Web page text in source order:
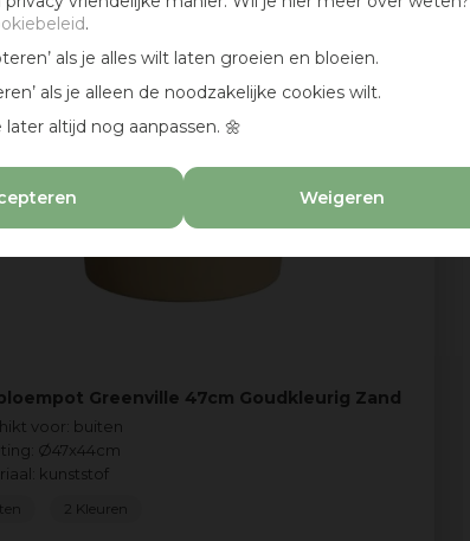
.
als je alles wilt laten groeien en bloeien.
als je alleen de noodzakelijke cookies wilt.
altijd nog aanpassen. 🌼
Weigeren
Greenville 47cm Goudkleurig Zand
voor: buiten
Ø47x44cm
kunststof
2 Kleuren